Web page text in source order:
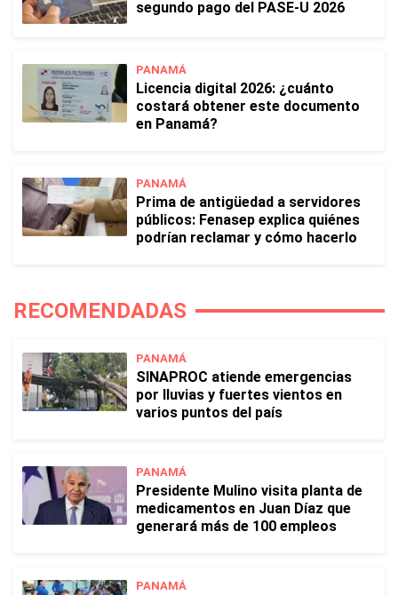
segundo pago del PASE-U 2026
PANAMÁ
Licencia digital 2026: ¿cuánto
costará obtener este documento
en Panamá?
PANAMÁ
Prima de antigüedad a servidores
públicos: Fenasep explica quiénes
podrían reclamar y cómo hacerlo
RECOMENDADAS
PANAMÁ
SINAPROC atiende emergencias
por lluvias y fuertes vientos en
varios puntos del país
PANAMÁ
Presidente Mulino visita planta de
medicamentos en Juan Díaz que
generará más de 100 empleos
PANAMÁ